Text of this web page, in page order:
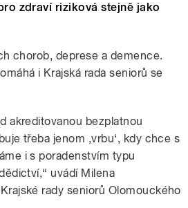
zdraví riziková stejně jako
chorob, deprese a demence.
i Krajská rada seniorů se
akreditovanou bezplatnou
třeba jenom ‚vrbu‘, kdy chce s
i s poradenstvím typu
“ uvádí Milena
rady seniorů Olomouckého